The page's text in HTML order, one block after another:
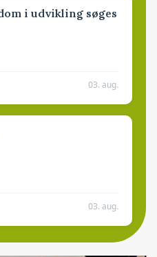
i udvikling søges
03. aug.
03. aug.